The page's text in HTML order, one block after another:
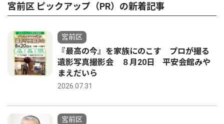
宮前区 ピックアップ（PR）の新着記事
宮前区
『最高の今』を家族にのこす プロが撮る
遺影写真撮影会 ８月20日 平安会館みや
まえだいら
2026.07.31
宮前区